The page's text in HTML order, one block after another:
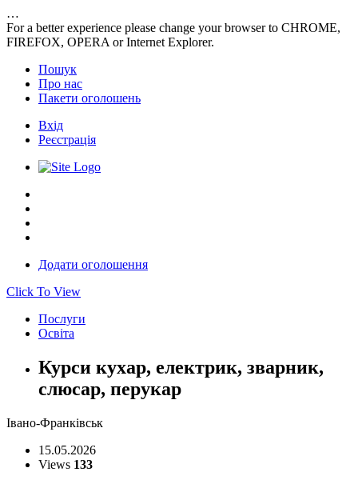
…
For a better experience please change your browser to CHROME,
FIREFOX, OPERA or Internet Explorer.
Пошук
Про нас
Пакети оголошень
Вхід
Реєстрація
Додати оголошення
Click To View
Послуги
Освіта
Курси кухар, електрик, зварник,
слюсар, перукар
Івано-Франківськ
15.05.2026
Views 133